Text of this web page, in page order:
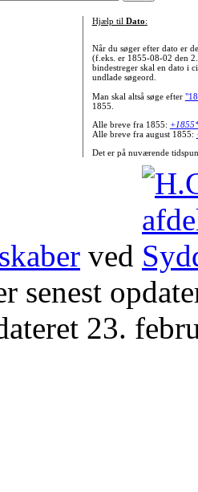
Hjælp til Dato:
Når du søger efter dato er
(f.eks. er 1855-08-02 den
bindestreger skal en dato i
undlade søgeord.
Man skal altså søge efter
1855.
Alle breve fra 1855:
Alle breve fra august 1855:
Det er på nuværende
ved
senest
23.